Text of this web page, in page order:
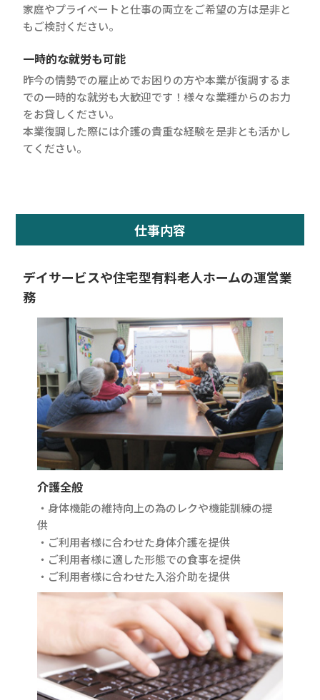
家庭やプライベートと仕事の両立をご希望の方は是非と
もご検討ください。
一時的な就労も可能
昨今の情勢での雇止めでお困りの方や本業が復調するま
での一時的な就労も大歓迎です！様々な業種からのお力
をお貸しください。
本業復調した際には介護の貴重な経験を是非とも活かし
てください。
仕事内容
デイサービスや住宅型有料老人ホームの運営業
務
介護全般
・身体機能の維持向上の為のレクや機能訓練の提
供
・ご利用者様に合わせた身体介護を提供
・ご利用者様に適した形態での食事を提供
・ご利用者様に合わせた入浴介助を提供